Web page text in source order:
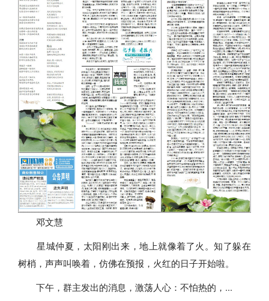
邓文慧
星城仲夏，太阳刚出来，地上就像着了火。知了躲在
树梢，声声叫唤着，仿佛在预报，火红的日子开始啦。
下午，群主发出的消息，激荡人心：不怕热的，...